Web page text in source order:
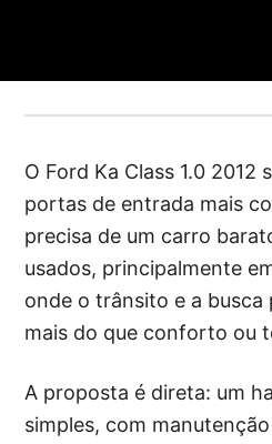
O Ford Ka Class 1.0 2012
portas de entrada mais
precisa de um carro
usados, principalmente
onde o trânsito e a busca
mais do que conforto ou
A proposta é direta: um
simples, com